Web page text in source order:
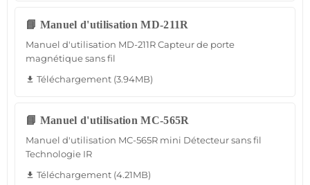
📘 Manuel d'utilisation MD-211R
Manuel d'utilisation MD-211R Capteur de porte
magnétique sans fil
file_download Téléchargement (3.94MB)
📘 Manuel d'utilisation MC-565R
Manuel d'utilisation MC-565R mini Détecteur sans fil
Technologie IR
file_download Téléchargement (4.21MB)